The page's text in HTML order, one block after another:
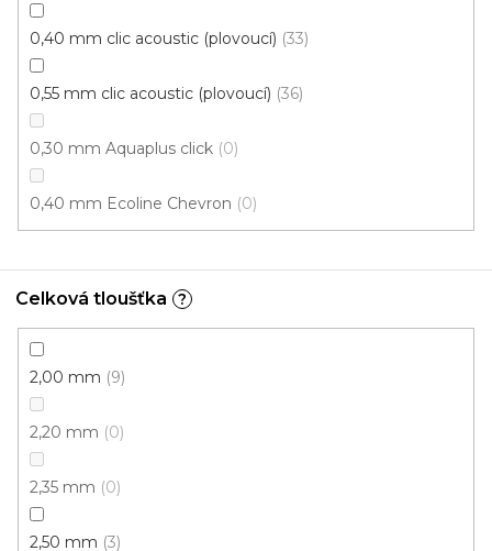
0,40 mm clic acoustic (plovoucí) 33
0,55 mm clic acoustic (plovoucí) 36
0,30 mm Aquaplus click 0
0,40 mm Ecoline Chevron 0
Celková tloušťka ?
2,00 mm 9
2,20 mm 0
2,35 mm 0
2,50 mm 3
Vinylová podlaha ESSENCE Tribe Oak Light
Natural
613 Kč